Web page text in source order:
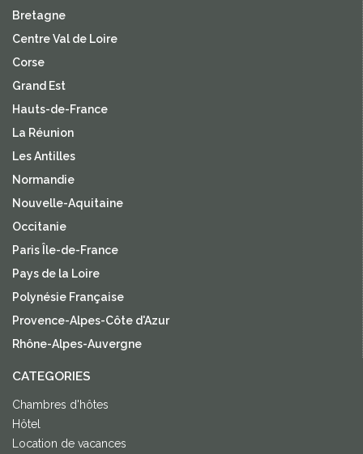
Bretagne
Centre Val de Loire
Corse
Grand Est
Hauts-de-France
La Réunion
Les Antilles
Normandie
Nouvelle-Aquitaine
Occitanie
Paris Île-de-France
Pays de la Loire
Polynésie Française
Provence-Alpes-Côte d'Azur
Rhône-Alpes-Auvergne
CATEGORIES
Chambres d'hôtes
Hôtel
Location de vacances